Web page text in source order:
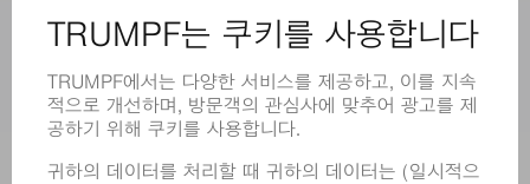
레이저
전동 툴
SMART FACTORY
소프트웨어
어플리케이션